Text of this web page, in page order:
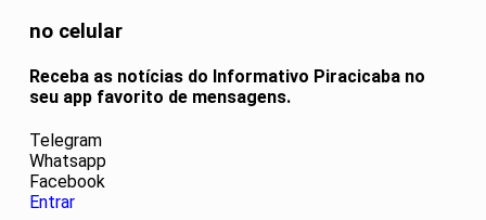
no celular
Receba as notícias do Informativo Piracicaba no
seu app favorito de mensagens.
Telegram
Whatsapp
Facebook
Entrar